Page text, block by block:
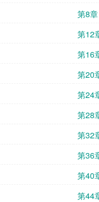
第8章
第12
第16
第20
第24
第28
第32
第36
第40
第44